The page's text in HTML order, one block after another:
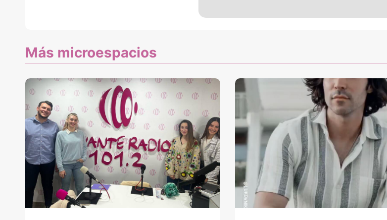
Más microespacios